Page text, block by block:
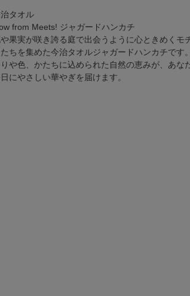
タオル
from Meets! ジャガードハンカチ
果実が咲き誇る庭で出会うように心ときめくモ
ちを集めた今治タオルジャガードハンカチです。
や色、かたちに込められた自然の恵みが、あな
にやさしい華やぎを届けます。